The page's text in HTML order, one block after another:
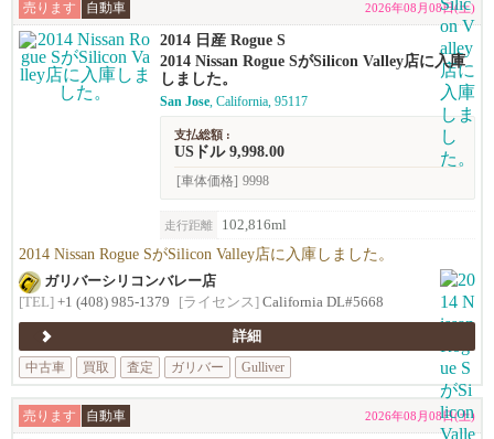
売ります 自動車 2026年08月08日(土)
2014 日産 Rogue S
2014 Nissan Rogue SがSilicon Valley店に入庫
しました。
San Jose, California, 95117
支払総額 :
USドル 9,998.00
[車体価格] 9998
走行距離 102,816ml
2014 Nissan Rogue SがSilicon Valley店に入庫しました。
ガリバーシリコンバレー店
[TEL] +1 (408) 985-1379 [ライセンス] California DL#5668
詳細
中古車
買取 査定 ガリバー Gulliver
売ります 自動車 2026年08月08日(土)